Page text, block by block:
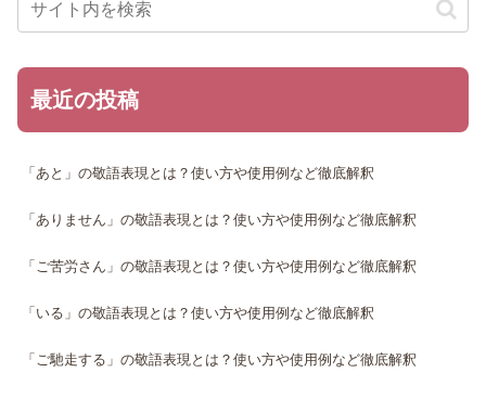
最近の投稿
「あと」の敬語表現とは？使い方や使用例など徹底解釈
「ありません」の敬語表現とは？使い方や使用例など徹底解釈
「ご苦労さん」の敬語表現とは？使い方や使用例など徹底解釈
「いる」の敬語表現とは？使い方や使用例など徹底解釈
「ご馳走する」の敬語表現とは？使い方や使用例など徹底解釈